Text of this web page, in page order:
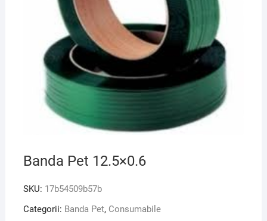
Banda Pet 12.5×0.6
SKU: 17b54509b57b
Categorii: Banda Pet, Consumabile